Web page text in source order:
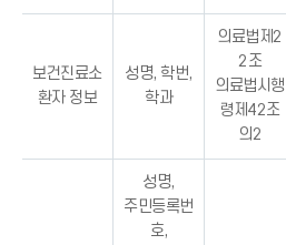
보건진료소
환자 정보
성명, 학번,
학과
의료법제2
2조
의료법시행
령제42조
의2
성명,
주민등록번
호,